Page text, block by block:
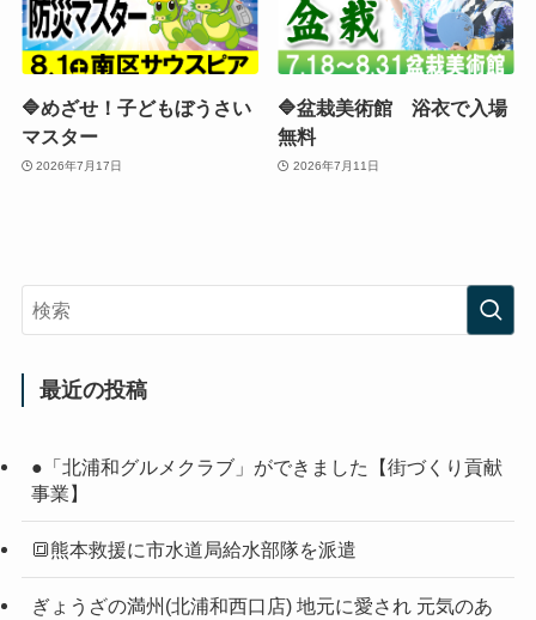
🔷めざせ！子どもぼうさい
マスター
2026年7月17日
🔷盆栽美術館 浴衣で入場
無料
2026年7月11日
最近の投稿
●「北浦和グルメクラブ」ができました【街づくり貢献
事業】
🔳熊本救援に市水道局給水部隊を派遣
ぎょうざの満州(北浦和西口店) 地元に愛され 元気のあ